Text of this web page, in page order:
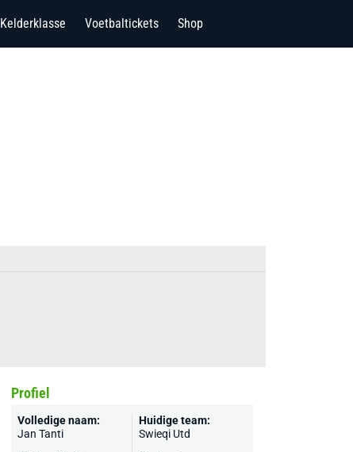
Kelderklasse Voetbaltickets Shop
Profiel
Volledige naam:
Jan Tanti
Huidige team:
Swieqi Utd